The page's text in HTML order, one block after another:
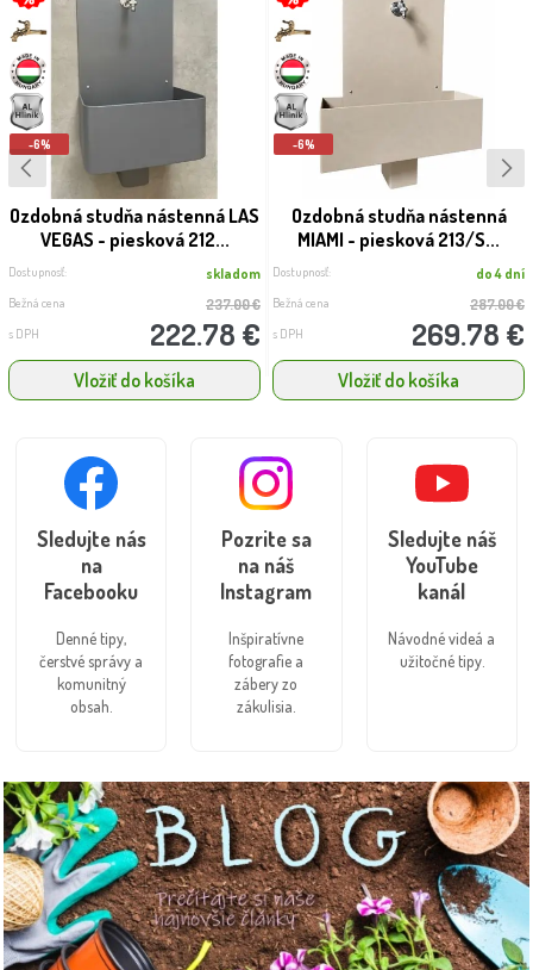
-6%
Ozdobná studňa nástenná LAS
VEGAS - piesková 212...
Dostupnosť: skladom
Bežná cena 237.00 €
s DPH 222.78 €
Vložiť do košíka
-6%
Ozdobná studňa nástenná
MIAMI - piesková 213/S...
Dostupnosť: do 4 dní
Bežná cena 287.00 €
s DPH 269.78 €
Vložiť do košíka
Sledujte nás
na
Facebooku
Denné tipy,
čerstvé správy a
komunitný
obsah.
Pozrite sa
na náš
Instagram
Inšpiratívne
fotografie a
zábery zo
zákulisia.
Sledujte náš
YouTube
kanál
Návodné videá a
užitočné tipy.